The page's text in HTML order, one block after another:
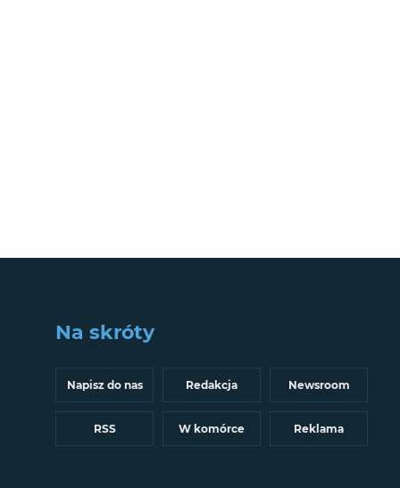
Na skróty
Napisz do nas Redakcja Newsroom
RSS W komórce Reklama